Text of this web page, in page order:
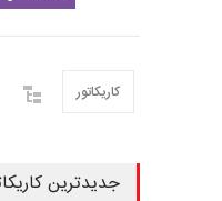
کاریکاتور
جدیدترین